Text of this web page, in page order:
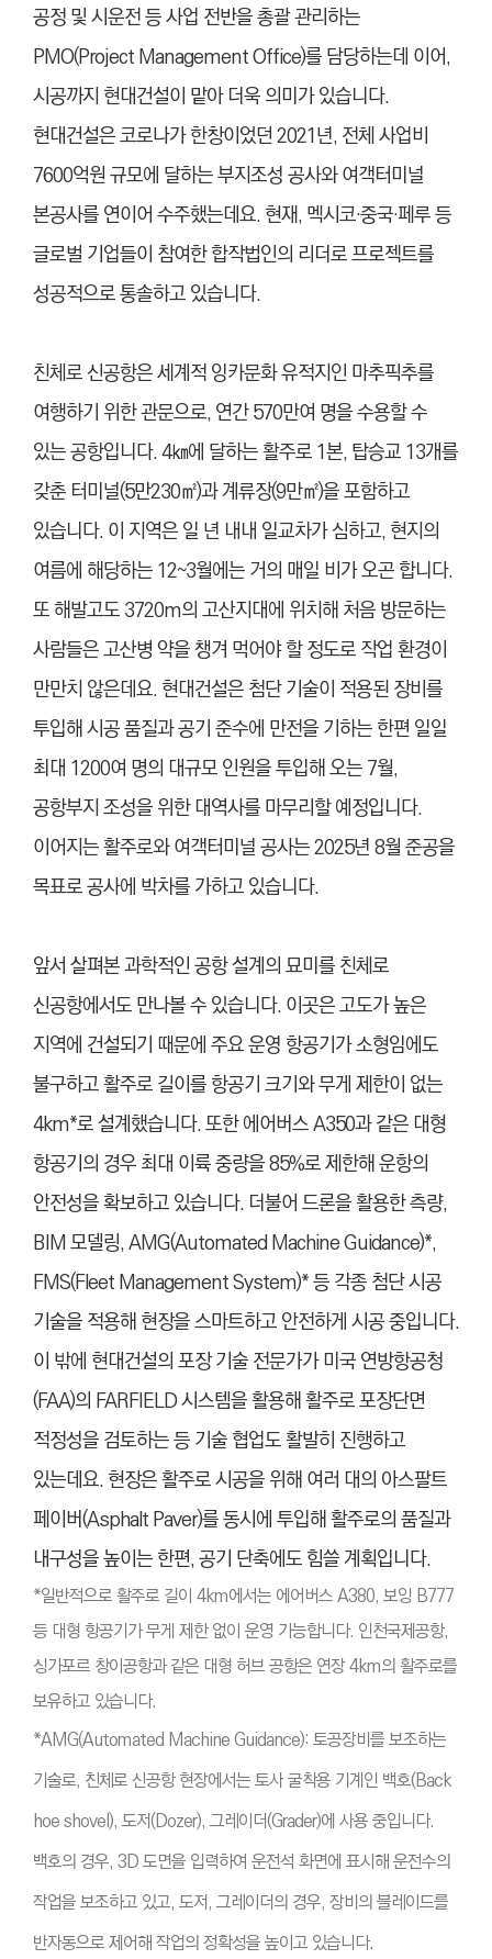
공정 및 시운전 등 사업 전반을 총괄 관리하는
PMO(Project Management Office)를 담당하는데 이어,
시공까지 현대건설이 맡아 더욱 의미가 있습니다.
현대건설은 코로나가 한창이었던 2021년, 전체 사업비
7600억원 규모에 달하는 부지조성 공사와 여객터미널
본공사를 연이어 수주했는데요. 현재, 멕시코·중국·페루 등
글로벌 기업들이 참여한 합작법인의 리더로 프로젝트를
성공적으로 통솔하고 있습니다.
친체로 신공항은 세계적 잉카문화 유적지인 마추픽추를
여행하기 위한 관문으로, 연간 570만여 명을 수용할 수
있는 공항입니다. 4㎞에 달하는 활주로 1본, 탑승교 13개를
갖춘 터미널(5만230㎡)과 계류장(9만㎡)을 포함하고
있습니다. 이 지역은 일 년 내내 일교차가 심하고, 현지의
여름에 해당하는 12~3월에는 거의 매일 비가 오곤 합니다.
또 해발고도 3720m의 고산지대에 위치해 처음 방문하는
사람들은 고산병 약을 챙겨 먹어야 할 정도로 작업 환경이
만만치 않은데요. 현대건설은 첨단 기술이 적용된 장비를
투입해 시공 품질과 공기 준수에 만전을 기하는 한편 일일
최대 1200여 명의 대규모 인원을 투입해 오는 7월,
공항부지 조성을 위한 대역사를 마무리할 예정입니다.
이어지는 활주로와 여객터미널 공사는 2025년 8월 준공을
목표로 공사에 박차를 가하고 있습니다.
앞서 살펴본 과학적인 공항 설계의 묘미를 친체로
신공항에서도 만나볼 수 있습니다. 이곳은 고도가 높은
지역에 건설되기 때문에 주요 운영 항공기가 소형임에도
불구하고 활주로 길이를 항공기 크기와 무게 제한이 없는
4km*로 설계했습니다. 또한 에어버스 A350과 같은 대형
항공기의 경우 최대 이륙 중량을 85%로 제한해 운항의
안전성을 확보하고 있습니다. 더불어 드론을 활용한 측량,
BIM 모델링, AMG(Automated Machine Guidance)*,
FMS(Fleet Management System)* 등 각종 첨단 시공
기술을 적용해 현장을 스마트하고 안전하게 시공 중입니다.
이 밖에 현대건설의 포장 기술 전문가가 미국 연방항공청
(FAA)의 FARFIELD 시스템을 활용해 활주로 포장단면
적정성을 검토하는 등 기술 협업도 활발히 진행하고
있는데요. 현장은 활주로 시공을 위해 여러 대의 아스팔트
페이버(Asphalt Paver)를 동시에 투입해 활주로의 품질과
내구성을 높이는 한편, 공기 단축에도 힘쓸 계획입니다.
*일반적으로 활주로 길이 4km에서는 에어버스 A380, 보잉 B777
등 대형 항공기가 무게 제한 없이 운영 가능합니다. 인천국제공항,
싱가포르 창이공항과 같은 대형 허브 공항은 연장 4km의 활주로를
보유하고 있습니다.
*AMG(Automated Machine Guidance): 토공장비를 보조하는
기술로, 친체로 신공항 현장에서는 토사 굴착용 기계인 백호(Back
hoe shovel), 도저(Dozer), 그레이더(Grader)에 사용 중입니다.
백호의 경우, 3D 도면을 입력하여 운전석 화면에 표시해 운전수의
작업을 보조하고 있고, 도저, 그레이더의 경우, 장비의 블레이드를
반자동으로 제어해 작업의 정확성을 높이고 있습니다.